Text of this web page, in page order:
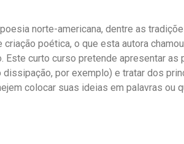
norte-americana, dentre as
poética, o que esta autora
Este curto curso pretende apresentar
por exemplo) e tratar dos
colocar suas ideias em palavras ou